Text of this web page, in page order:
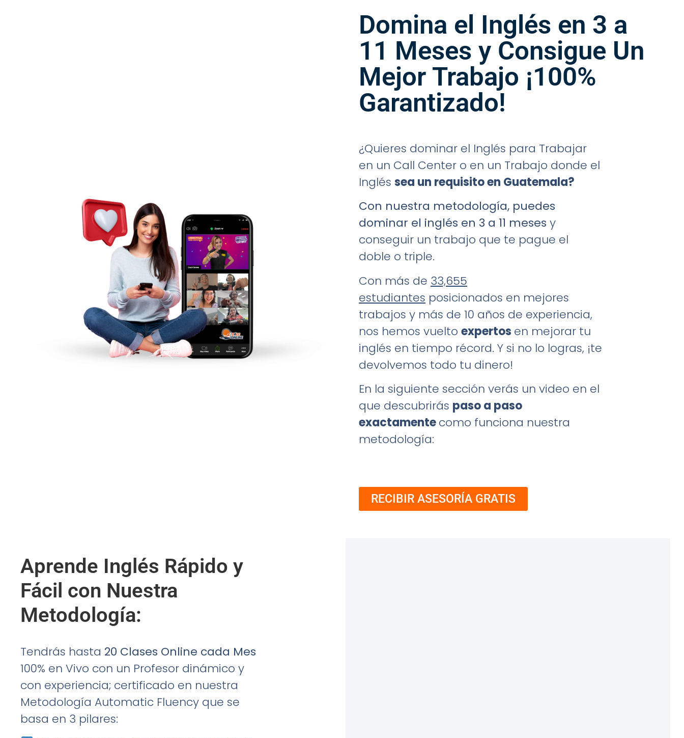
Domina el Inglés en 3 a
11 Meses y Consigue Un
Mejor Trabajo ¡100%
Garantizado!
¿Quieres dominar el Inglés para Trabajar
en un Call Center o en un Trabajo donde el
Inglés sea un requisito en Guatemala?
Con nuestra metodología, puedes
dominar el inglés en 3 a 11 meses y
conseguir un trabajo que te pague el
doble o triple.
Con más de 33,655
estudiantes posicionados en mejores
trabajos y más de 10 años de experiencia,
nos hemos vuelto expertos en mejorar tu
inglés en tiempo récord. Y si no lo logras, ¡te
devolvemos todo tu dinero!
En la siguiente sección verás un video en el
que descubrirás paso a paso
exactamentecomo funciona nuestra
metodología:
RECIBIR ASESORÍA GRATIS
Aprende Inglés Rápido y
Fácil con Nuestra
Metodología:
Tendrás hasta 20 Clases Online cada Mes
100% en Vivo con un Profesor dinámico y
con experiencia; certificado en nuestra
Metodología Automatic Fluency que se
basa en 3 pilares: